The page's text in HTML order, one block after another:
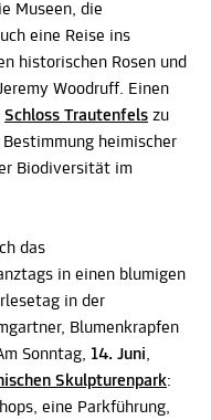
Museen, die
eine Reise ins
historischen Rosen und
Woodruff. Einen
Schloss Trautenfels zu
heimischer
Biodiversität im
das
in einen blumigen
in der
Blumenkrapfen
Sonntag, 14. Juni,
Skulpturenpark:
eine Parkführung,